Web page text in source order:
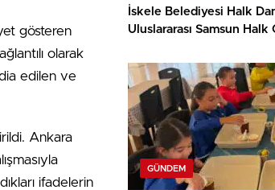
gösteren
olarak
edilen ve
Ankara
ifadelerin
İskele Belediyesi Halk
Uluslararası Samsun Halk
Ediyor
GÜNDEM